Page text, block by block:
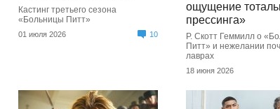
Кастинг третьего сезона
«Больницы Питт»
01 июля 2026 10
ощущение
прессинга»
Р. Скотт Геммилл о
Питт» и нежелании
лаврах
18 июня 2026